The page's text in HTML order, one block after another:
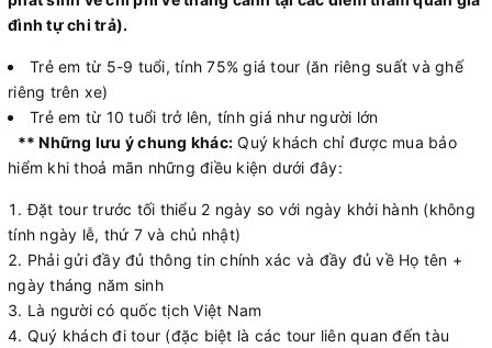
đình tự chi trả).
Trẻ em từ 5-9 tuổi, tính 75% giá tour (ăn riêng suất và ghế
riêng trên xe)
Trẻ em từ 10 tuổi trở lên, tính giá như người lớn
** Những lưu ý chung khác: Quý khách chỉ được mua bảo
hiểm khi thoả mãn những điều kiện dưới đây:
Đặt tour trước tối thiểu 2 ngày so với ngày khởi hành (không
tính ngày lễ, thứ 7 và chủ nhật)
Phải gửi đầy đủ thông tin chính xác và đầy đủ về Họ tên +
ngày tháng năm sinh
Là người có quốc tịch Việt Nam
Quý khách đi tour (đặc biệt là các tour liên quan đến tàu